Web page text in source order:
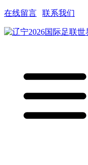
在线留言 联系我们